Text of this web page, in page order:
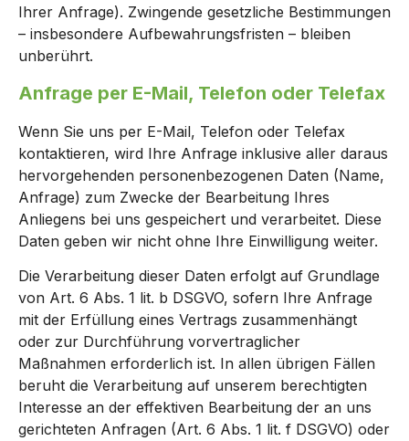
Ihrer Anfrage). Zwingende gesetzliche Bestimmungen
– insbesondere Aufbewahrungsfristen – bleiben
unberührt.
Anfrage per E-Mail, Telefon oder Telefax
Wenn Sie uns per E-Mail, Telefon oder Telefax
kontaktieren, wird Ihre Anfrage inklusive aller daraus
hervorgehenden personenbezogenen Daten (Name,
Anfrage) zum Zwecke der Bearbeitung Ihres
Anliegens bei uns gespeichert und verarbeitet. Diese
Daten geben wir nicht ohne Ihre Einwilligung weiter.
Die Verarbeitung dieser Daten erfolgt auf Grundlage
von Art. 6 Abs. 1 lit. b DSGVO, sofern Ihre Anfrage
mit der Erfüllung eines Vertrags zusammenhängt
oder zur Durchführung vorvertraglicher
Maßnahmen erforderlich ist. In allen übrigen Fällen
beruht die Verarbeitung auf unserem berechtigten
Interesse an der effektiven Bearbeitung der an uns
gerichteten Anfragen (Art. 6 Abs. 1 lit. f DSGVO) oder